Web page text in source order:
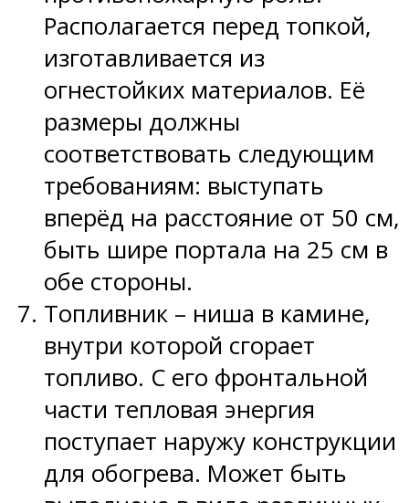
Располагается перед топкой,
изготавливается из
огнестойких материалов. Её
размеры должны
соответствовать следующим
требованиям: выступать
вперёд на расстояние от 50 см,
быть шире портала на 25 см в
обе стороны.
Топливник – ниша в камине,
внутри которой сгорает
топливо. С его фронтальной
части тепловая энергия
поступает наружу конструкции
для обогрева. Может быть